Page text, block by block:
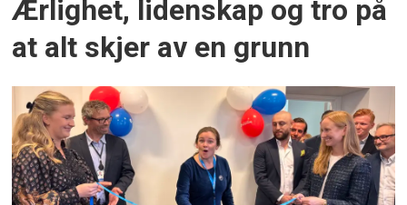
Ærlighet, lidenskap og tro på
at alt skjer av en grunn